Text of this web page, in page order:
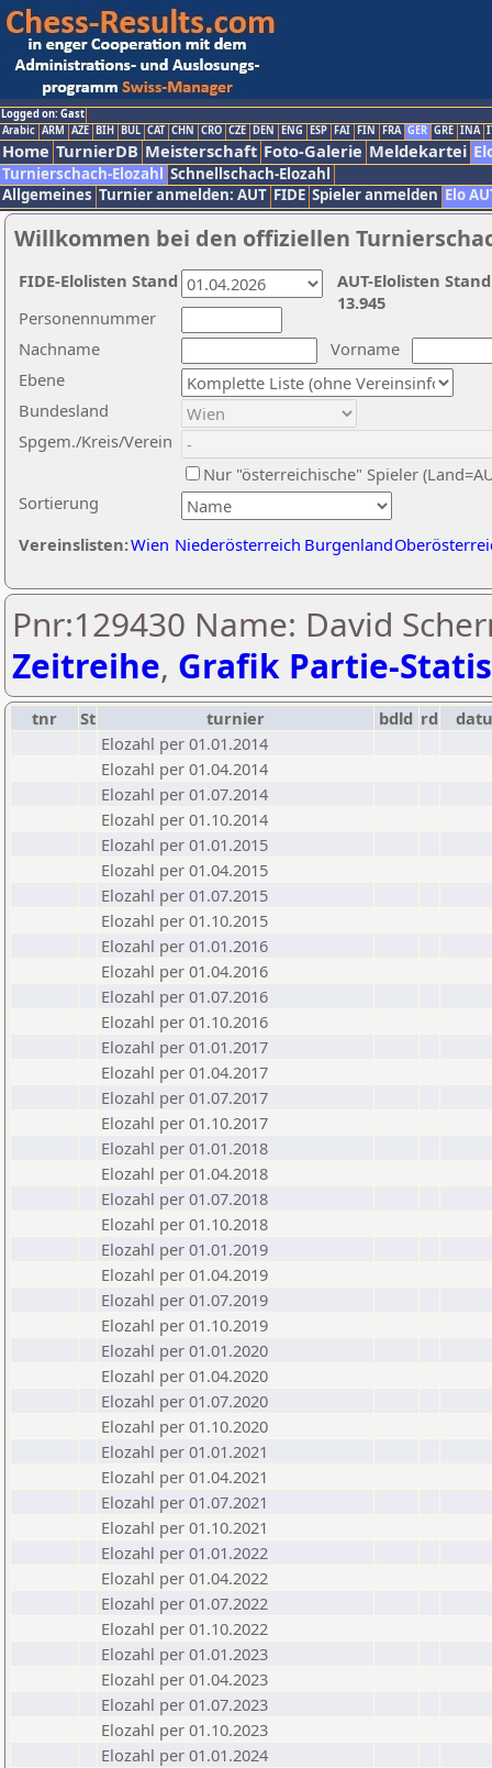
Logged on: Gast
Arabic ARM AZE BIH BUL CAT CHN CRO CZE DEN ENG ESP FAI FIN FRA GER GRE INA
Home TurnierDB Meisterschaft Foto-Galerie Meldekartei
Turnierschach-Elozahl Schnellschach-Elozahl
Allgemeines Turnier anmelden: AUT FIDE Spieler anmelden Elo
Willkommen bei den offiziellen
Nachname
Vorname
Ebene
Sortierung
Personennummer
Bundesland
Spgem./Kreis/Verein
Nur "österreichische" Spieler
Vereinslisten:Wien Niederösterreich Burgenland
AUT-Elolisten
13.945
FIDE-Elolisten Stand
Pnr:129430 Name: David
Zeitreihe, Grafik Partie-
tnr St turnier bdld rd
Elozahl per 01.01.2014
Elozahl per 01.04.2014
Elozahl per 01.07.2014
Elozahl per 01.10.2014
Elozahl per 01.01.2015
Elozahl per 01.04.2015
Elozahl per 01.07.2015
Elozahl per 01.10.2015
Elozahl per 01.01.2016
Elozahl per 01.04.2016
Elozahl per 01.07.2016
Elozahl per 01.10.2016
Elozahl per 01.01.2017
Elozahl per 01.04.2017
Elozahl per 01.07.2017
Elozahl per 01.10.2017
Elozahl per 01.01.2018
Elozahl per 01.04.2018
Elozahl per 01.07.2018
Elozahl per 01.10.2018
Elozahl per 01.01.2019
Elozahl per 01.04.2019
Elozahl per 01.07.2019
Elozahl per 01.10.2019
Elozahl per 01.01.2020
Elozahl per 01.04.2020
Elozahl per 01.07.2020
Elozahl per 01.10.2020
Elozahl per 01.01.2021
Elozahl per 01.04.2021
Elozahl per 01.07.2021
Elozahl per 01.10.2021
Elozahl per 01.01.2022
Elozahl per 01.04.2022
Elozahl per 01.07.2022
Elozahl per 01.10.2022
Elozahl per 01.01.2023
Elozahl per 01.04.2023
Elozahl per 01.07.2023
Elozahl per 01.10.2023
Elozahl per 01.01.2024